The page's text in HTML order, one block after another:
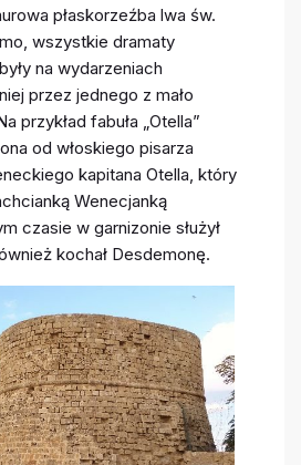
płaskorzeźba lwa św.
wszystkie dramaty
na wydarzeniach
przez jednego z mało
przykład fabuła „Otella”
od włoskiego pisarza
kapitana Otella, który
Wenecjanką
czasie w garnizonie służył
kochał Desdemonę.